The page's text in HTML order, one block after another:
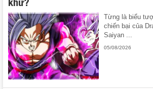
Từng là biểu
chiến bại của
Saiyan ...
05/08/2026